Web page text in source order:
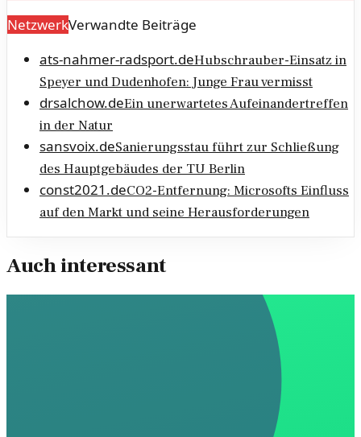
NetzwerkVerwandte Beiträge
ats-nahmer-radsport.deHubschrauber-Einsatz in
Speyer und Dudenhofen: Junge Frau vermisst
drsalchow.deEin unerwartetes Aufeinandertreffen
in der Natur
sansvoix.deSanierungsstau führt zur Schließung
des Hauptgebäudes der TU Berlin
const2021.deCO2-Entfernung: Microsofts Einfluss
auf den Markt und seine Herausforderungen
Auch interessant